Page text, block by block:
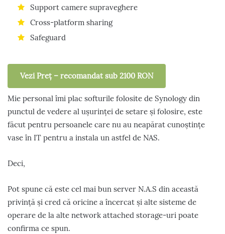
Support camere supraveghere
Cross-platform sharing
Safeguard
Vezi Preț – recomandat sub 2100 RON
Mie personal îmi plac softurile folosite de Synology din
punctul de vedere al ușurinței de setare și folosire, este
făcut pentru persoanele care nu au neapărat cunoștințe
vase în IT pentru a instala un astfel de NAS.
Deci,
Pot spune că este cel mai bun server N.A.S din această
privință și cred că oricine a încercat și alte sisteme de
operare de la alte network attached storage-uri poate
confirma ce spun.